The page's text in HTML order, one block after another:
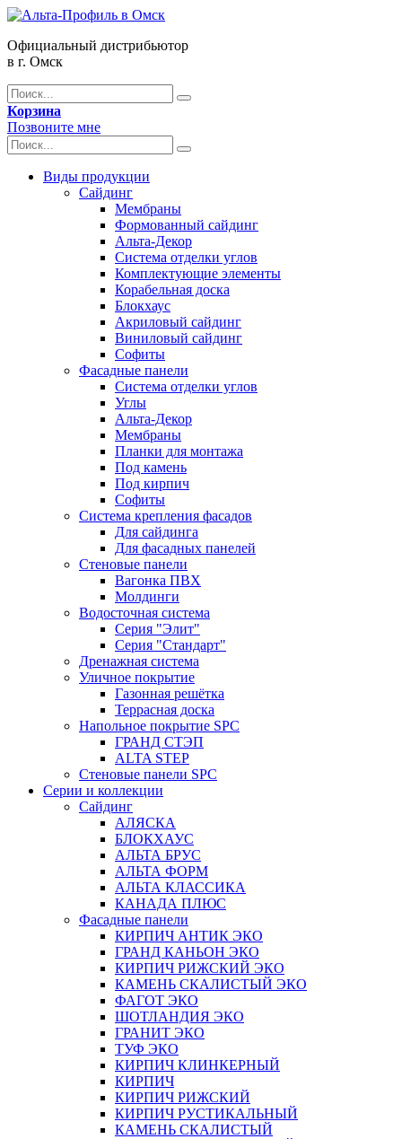
Официальный дистрибьютор
в г. Омск
Корзина
Позвоните мне
Виды продукции
Сайдинг
Мембраны
Формованный сайдинг
Альта-Декор
Система отделки углов
Комплектующие элементы
Корабельная доска
Блокхаус
Акриловый сайдинг
Виниловый сайдинг
Софиты
Фасадные панели
Система отделки углов
Углы
Альта-Декор
Мембраны
Планки для монтажа
Под камень
Под кирпич
Софиты
Система крепления фасадов
Для сайдинга
Для фасадных панелей
Стеновые панели
Вагонка ПВХ
Молдинги
Водосточная система
Серия "Элит"
Серия "Стандарт"
Дренажная система
Уличное покрытие
Газонная решётка
Террасная доска
Напольное покрытие SPC
ГРАНД СТЭП
ALTA STEP
Стеновые панели SPC
Серии и коллекции
Сайдинг
АЛЯСКА
БЛОКХАУС
АЛЬТА БРУС
АЛЬТА ФОРМ
АЛЬТА КЛАССИКА
КАНАДА ПЛЮС
Фасадные панели
КИРПИЧ АНТИК ЭКО
ГРАНД КАНЬОН ЭКО
КИРПИЧ РИЖСКИЙ ЭКО
КАМЕНЬ СКАЛИСТЫЙ ЭКО
ФАГОТ ЭКО
ШОТЛАНДИЯ ЭКО
ГРАНИТ ЭКО
ТУФ ЭКО
КИРПИЧ КЛИНКЕРНЫЙ
КИРПИЧ
КИРПИЧ РИЖСКИЙ
КИРПИЧ РУСТИКАЛЬНЫЙ
КАМЕНЬ СКАЛИСТЫЙ